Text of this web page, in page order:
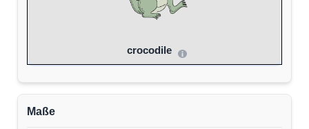
crocodile
Maße